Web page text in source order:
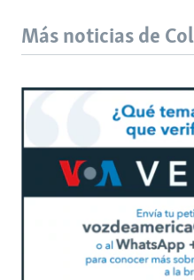
Más noticias de